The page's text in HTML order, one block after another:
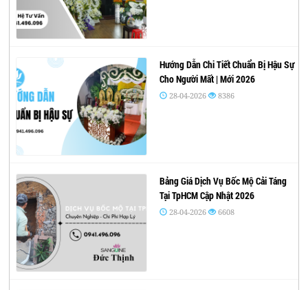
Hướng Dẫn Chi Tiết Chuẩn Bị Hậu Sự
Cho Người Mất | Mới 2026
28-04-2026 8386
Bảng Giá Dịch Vụ Bốc Mộ Cải Táng
Tại TpHCM Cập Nhật 2026
28-04-2026 6608